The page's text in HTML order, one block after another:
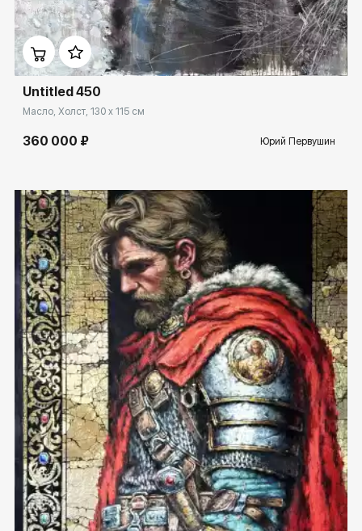
Домен: ekb.rakovgallery.ru
Untitled 450
Масло, Холст, 130 x 115 см
360 000 ₽ Юрий Первушин